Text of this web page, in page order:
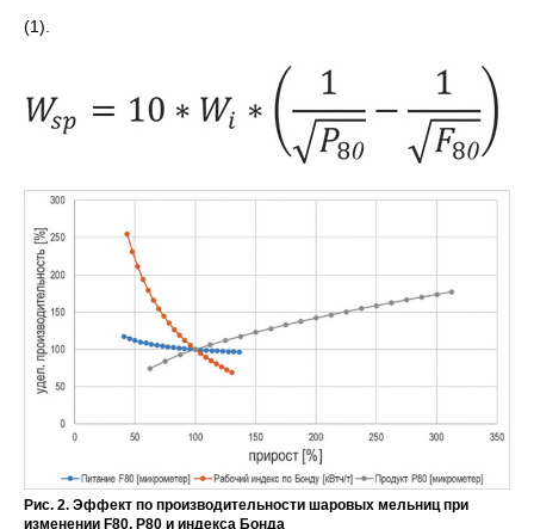
(1).
Рис. 2. Эффект по производительности шаровых мельниц при
изменении F80, P80 и индекса Бонда